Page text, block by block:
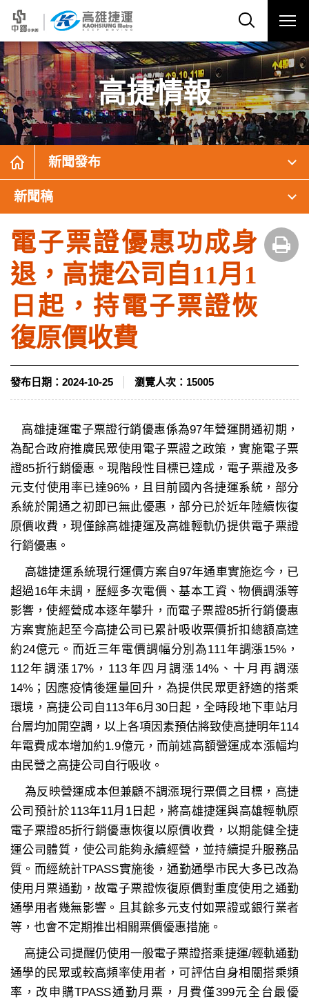
高捷情報
新聞發布
新聞稿
電子票證優惠功成身
退，高捷公司自11月1
日起，持電子票證恢
復原價收費
發布日期： 2024-10-25 瀏覽人次： 15005
高雄捷運電子票證行銷優惠係為97年營運開通初期，
為配合政府推廣民眾使用電子票證之政策，實施電子票
證85折行銷優惠。現階段性目標已達成，電子票證及多
元支付使用率已達96%，且目前國內各捷運系統，部分
系統於開通之初即已無此優惠，部分已於近年陸續恢復
原價收費，現僅餘高雄捷運及高雄輕軌仍提供電子票證
行銷優惠。
高雄捷運系統現行運價方案自97年通車實施迄今，已
超過16年未調，歷經多次電價、基本工資、物價調漲等
影響，使經營成本逐年攀升，而電子票證85折行銷優惠
方案實施起至今高捷公司已累計吸收票價折扣總額高達
約24億元。而近三年電價調幅分別為111年調漲15%，
112年調漲17%，113年四月調漲14%、十月再調漲
14%；因應疫情後運量回升，為提供民眾更舒適的搭乘
環境，高捷公司自113年6月30日起，全時段地下車站月
台層均加開空調，以上各項因素預估將致使高捷明年114
年電費成本增加約1.9億元，而前述高額營運成本漲幅均
由民營之高捷公司自行吸收。
為反映營運成本但兼顧不調漲現行票價之目標，高捷
公司預計於113年11月1日起，將高雄捷運與高雄輕軌原
電子票證85折行銷優惠恢復以原價收費，以期能健全捷
運公司體質，使公司能夠永續經營，並持續提升服務品
質。而經統計TPASS實施後，通勤通學市民大多已改為
使用月票通勤，故電子票證恢復原價對重度使用之通勤
通學用者幾無影響。且其餘多元支付如票證或銀行業者
等，也會不定期推出相關票價優惠措施。
高捷公司提醒仍使用一般電子票證搭乘捷運/輕軌通勤
通學的民眾或較高頻率使用者，可評估自身相關搭乘頻
率，改申購TPASS通勤月票，月費僅399元全台最優